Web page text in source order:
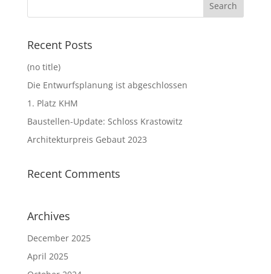
Recent Posts
(no title)
Die Entwurfsplanung ist abgeschlossen
1. Platz KHM
Baustellen-Update: Schloss Krastowitz
Architekturpreis Gebaut 2023
Recent Comments
Archives
December 2025
April 2025